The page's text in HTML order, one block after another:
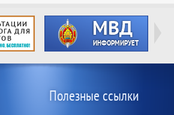
Полезные ссылки